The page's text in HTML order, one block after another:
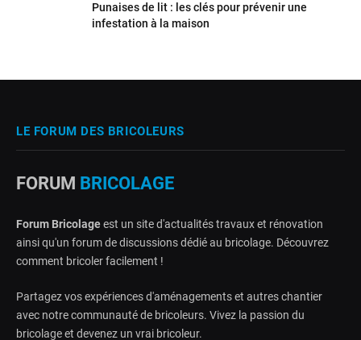
Punaises de lit : les clés pour prévenir une
infestation à la maison
LE FORUM DES BRICOLEURS
FORUM BRICOLAGE
Forum Bricolageest un site d'actualités travaux et rénovation
ainsi qu'un forum de discussions dédié au bricolage. Découvrez
comment bricoler facilement !
Partagez vos expériences d'aménagements et autres chantier
avec notre communauté de bricoleurs. Vivez la passion du
bricolage et devenez un vrai bricoleur.